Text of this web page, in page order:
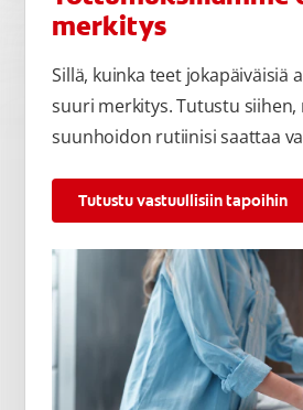
merkitys
Sillä, kuinka teet jokapäiväisiä
suuri merkitys. Tutustu siihen,
suunhoidon rutiinisi saattaa
Tutustu vastuullisiin tapoihin